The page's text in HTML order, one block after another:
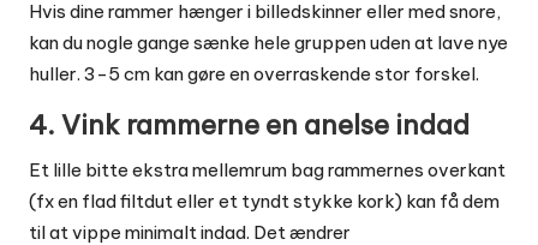
Hvis dine rammer hænger i billedskinner eller med snore,
kan du nogle gange sænke hele gruppen uden at lave nye
huller. 3-5 cm kan gøre en overraskende stor forskel.
4. Vink rammerne en anelse indad
Et lille bitte ekstra mellemrum bag rammernes overkant
(fx en flad filtdut eller et tyndt stykke kork) kan få dem
til at vippe minimalt indad. Det ændrer